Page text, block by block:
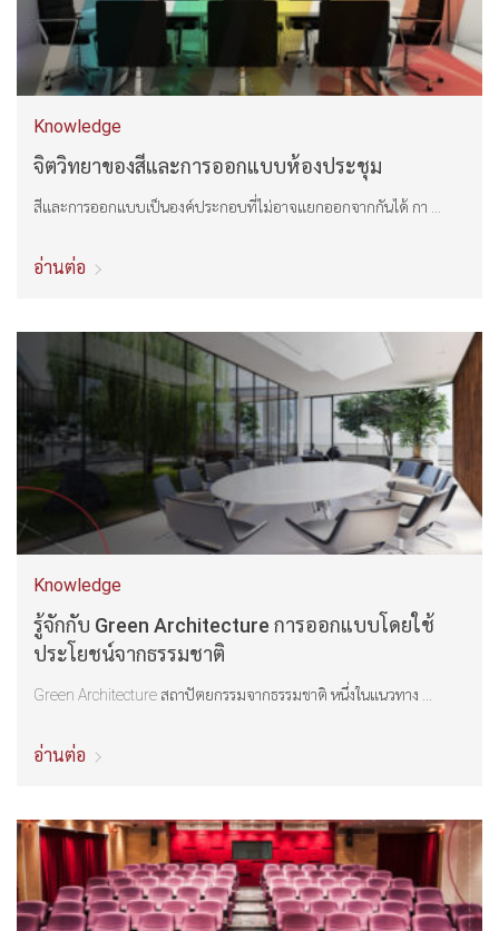
Knowledge
จิตวิทยาของสีและการออกแบบห้องประชุม
สีและการออกแบบเป็นองค์ประกอบที่ไม่อาจแยกออกจากกันได้ กา ...
อ่านต่อ
Knowledge
รู้จักกับ Green Architecture การออกแบบโดยใช้
ประโยชน์จากธรรมชาติ
Green Architecture สถาปัตยกรรมจากธรรมชาติ หนึ่งในแนวทาง ...
อ่านต่อ